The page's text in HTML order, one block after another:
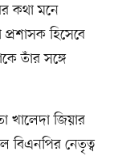
কথা মনে
হিসেবে
তাঁর সঙ্গে
খালেদা জিয়ার
বিএনপির নেতৃত্ব